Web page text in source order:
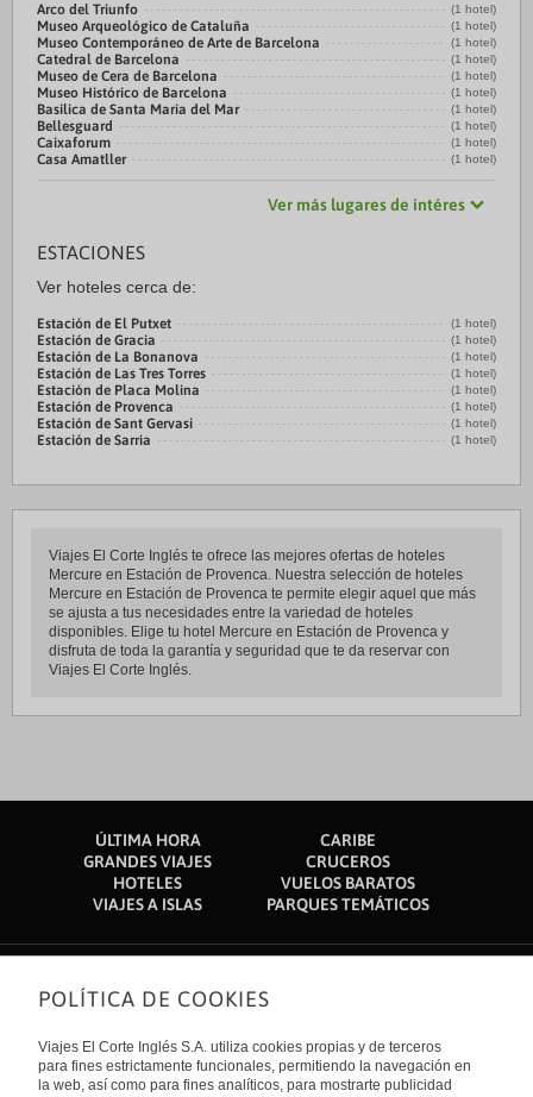
Arco del Triunfo (1 hotel)
Museo Arqueológico de Cataluña (1 hotel)
Museo Contemporáneo de Arte de Barcelona (1 hotel)
Catedral de Barcelona (1 hotel)
Museo de Cera de Barcelona (1 hotel)
Museo Histórico de Barcelona (1 hotel)
Basilica de Santa Maria del Mar (1 hotel)
Bellesguard (1 hotel)
Caixaforum (1 hotel)
Casa Amatller (1 hotel)
Ver más lugares de intéres
ESTACIONES
Ver hoteles cerca de:
Estación de El Putxet (1 hotel)
Estación de Gracia (1 hotel)
Estación de La Bonanova (1 hotel)
Estación de Las Tres Torres (1 hotel)
Estación de Placa Molina (1 hotel)
Estación de Provenca (1 hotel)
Estación de Sant Gervasi (1 hotel)
Estación de Sarria (1 hotel)
Viajes El Corte Inglés te ofrece las mejores ofertas de hoteles
Mercure en Estación de Provenca. Nuestra selección de hoteles
Mercure en Estación de Provenca te permite elegir aquel que más
se ajusta a tus necesidades entre la variedad de hoteles
disponibles. Elige tu hotel Mercure en Estación de Provenca y
disfruta de toda la garantía y seguridad que te da reservar con
Viajes El Corte Inglés.
ÚLTIMA HORA
CARIBE
GRANDES VIAJES
CRUCEROS
HOTELES
VUELOS BARATOS
VIAJES A ISLAS
PARQUES TEMÁTICOS
Sobre nosotros
Quiénes somos
Financiación
Sostenibilidad
Enlaces de interés
POLÍTICA DE COOKIES
Viajes El Corte Inglés S.A. utiliza cookies propias y de terceros
para fines estrictamente funcionales, permitiendo la navegación en
la web, así como para fines analíticos, para mostrarte publicidad